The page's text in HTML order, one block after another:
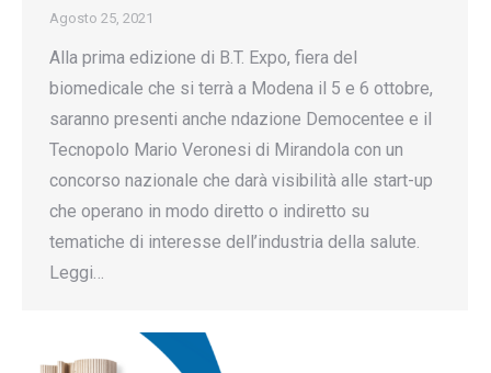
Agosto 25, 2021
Alla prima edizione di B.T. Expo, fiera del
biomedicale che si terrà a Modena il 5 e 6 ottobre,
saranno presenti anche ndazione Democentee e il
Tecnopolo Mario Veronesi di Mirandola con un
concorso nazionale che darà visibilità alle start-up
che operano in modo diretto o indiretto su
tematiche di interesse dell’industria della salute.
Leggi…